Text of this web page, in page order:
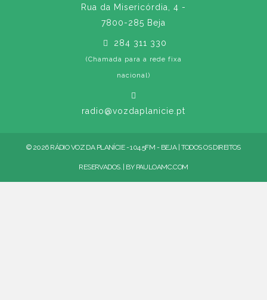
Rua da Misericórdia, 4 -
7800-285 Beja
284 311 330
(Chamada para a rede fixa
nacional)
radio@vozdaplanicie.pt
© 2026 RÁDIO VOZ DA PLANÍCIE - 104.5FM - BEJA | TODOS OS DIREITOS
RESERVADOS. | BY PAULOAMC.COM